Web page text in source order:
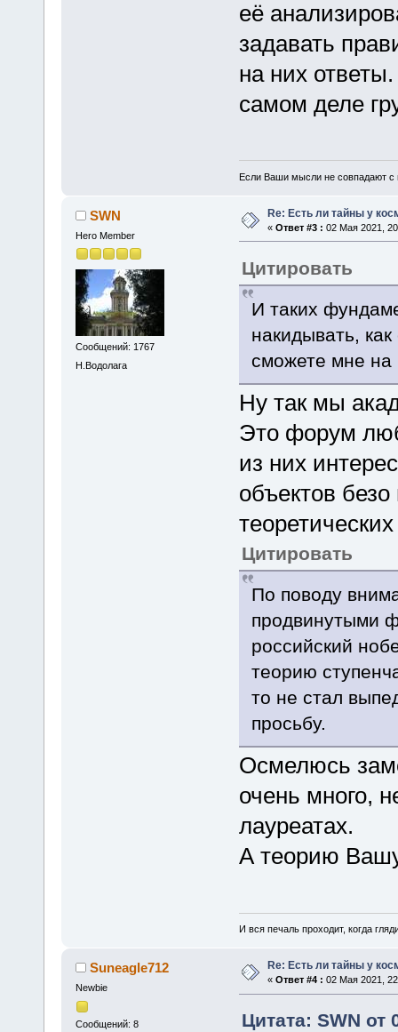
её
задавать
на них
самом деле
Если Ваши мысли не совпадают с
SWN
Hero Member
Сообщений: 1767
Н.Водолага
Re: Есть ли тайны у
« Ответ #3 : 02 Мая 2021,
Цитировать
И таких
накидывать,
сможете мне на
Ну так мы
Это форум
из них
объектов
Цитировать
По поводу
продвинутыми
российский
теорию
то не стал
просьбу.
Осмелюсь
очень много,
лауреатах.
А теорию
И вся печаль проходит, когда
Suneagle712
Newbie
Сообщений: 8
Re: Есть ли тайны у
« Ответ #4 : 02 Мая 2021,
Цитата: SWN от